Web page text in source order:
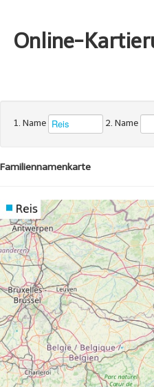
Online-
1. Name 2. Name
Familiennamenkarte